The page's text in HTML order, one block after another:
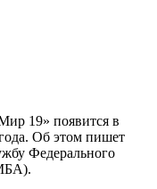
19» появится в
Об этом пишет
Федерального